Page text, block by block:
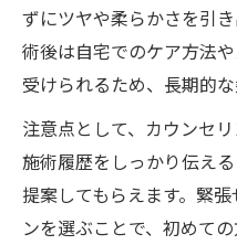
ずにツヤや柔らかさを引
術後は自宅でのケア方法
受けられるため、長期的
注意点として、カウンセ
施術履歴をしっかり伝え
提案してもらえます。緊
ンを選ぶことで、初めて